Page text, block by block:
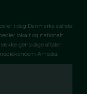
i dag Danmarks største
lokalt og nationalt.
gensidige aftaler
Amedia.